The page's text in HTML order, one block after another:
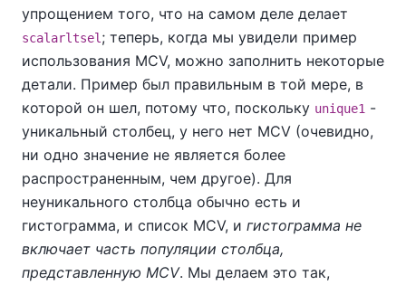
упрощением того, что на самом деле делает
scalarltsel ; теперь, когда мы увидели пример
использования MCV, можно заполнить некоторые
детали. Пример был правильным в той мере, в
которой он шел, потому что, поскольку unique1 -
уникальный столбец, у него нет MCV (очевидно,
ни одно значение не является более
распространенным, чем другое). Для
неуникального столбца обычно есть и
гистограмма, и список MCV, и гистограмма не
включает часть популяции столбца,
представленную MCV. Мы делаем это так,